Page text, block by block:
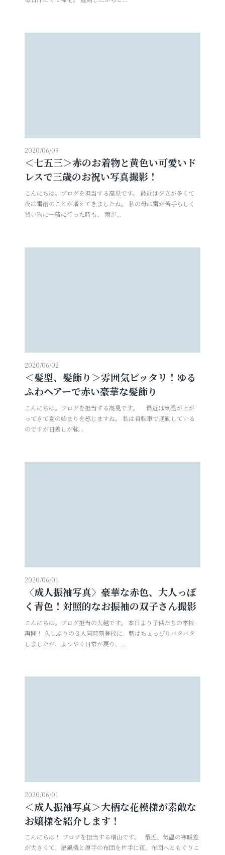
2020/06/09
＜七五三＞赤のお着物と黄色い可愛いド
レスで三歳のお祝い写真撮影！
こんにちは。ブログを担当する高見です。 最近は夕立が多くて
夜は雷雨のことが増えてきましたね。 私の母は雷が苦手らしく
買い物に一緒に行った時も、 雨が...
2020/06/02
＜髪型、髪飾り＞雰囲気ピッタリ！ゆる
ふわヘアーで赤い豪華な髪飾り
こんにちは。ブログを担当する高見です。 最近は気温が上が
ってきて夏の始まりを感じますね。 私は自転車で通勤している
のですが日差しが強...
2020/06/01
〈成人振袖写真〉豪華な赤色、大人っぽ
く青色！対照的なお振袖の双子さん撮影
こんにちは。ブログ担当の大越です。 本日より子供たちの学校
再開！ 久しぶりの３人同時刻登校に、朝はちょっぴりバタバタ
しましたが、ようやく日常が戻り、...
2020/06/01
＜成人振袖写真＞大柄な花模様が素敵な
お嬢様を紹介します！
こんにちは！ ブログを担当する増山です。 最近、気温の寒暖差
が大きくて、扇風機と厚手の布団を片手に夜、布団へともぐりこ